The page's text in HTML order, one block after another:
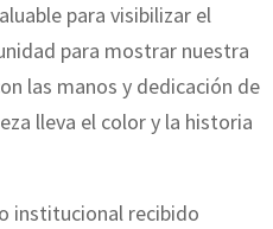
para visibilizar el
para mostrar nuestra
las manos y dedicación de
lleva el color y la historia
institucional recibido